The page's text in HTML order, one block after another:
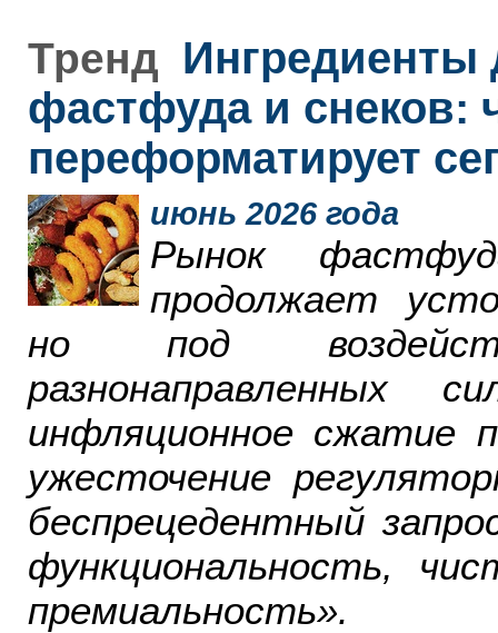
Тренд Ингредиенты
фастфуда и снеков:
переформатирует
июнь 2026 года
Рынок
продолжает
но под
инфляционное сжатие
ужесточение
беспрецедентный
функциональность,
премиальность».